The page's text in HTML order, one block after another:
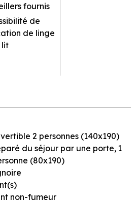
fournis
de
de linge
lit
2 personnes (140x190)
du séjour par une porte 1
(80x190)
non-fumeur